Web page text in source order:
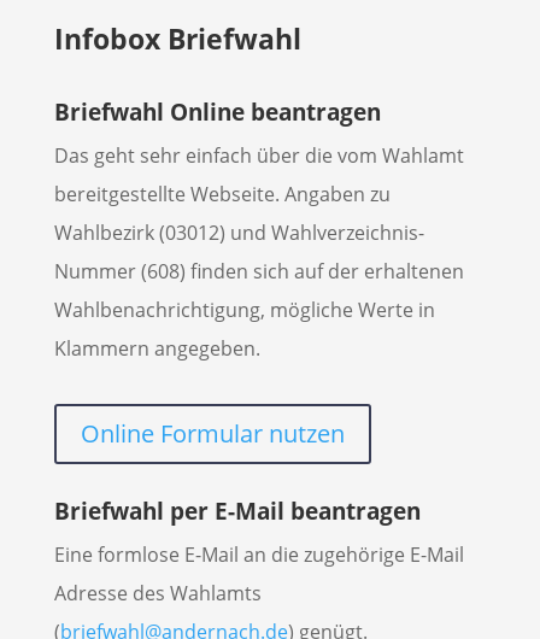
Infobox Briefwahl
Briefwahl Online beantragen
Das geht sehr einfach über die vom Wahlamt
bereitgestellte Webseite. Angaben zu
Wahlbezirk (03012) und Wahlverzeichnis-
Nummer (608) finden sich auf der erhaltenen
Wahlbenachrichtigung, mögliche Werte in
Klammern angegeben.
Online Formular nutzen
Briefwahl per E-Mail beantragen
Eine formlose E-Mail an die zugehörige E-Mail
Adresse des Wahlamts
(briefwahl@andernach.de) genügt.